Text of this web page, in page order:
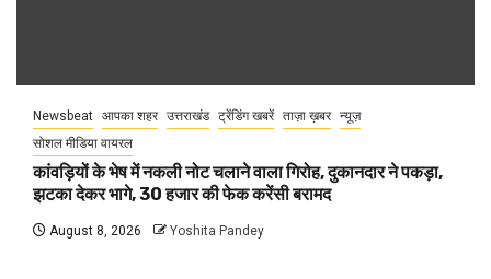
Newsbeat आपका शहर उत्तराखंड ट्रेंडिंग खबरें ताज़ा ख़बर न्यूज़
सोशल मीडिया वायरल
कांवड़ियों के भेष में नकली नोट चलाने वाला गिरोह, दुकानदार ने पकड़ा,
झटका देकर भागे, 30 हजार की फेक करेंसी बरामद
August 8, 2026 Yoshita Pandey